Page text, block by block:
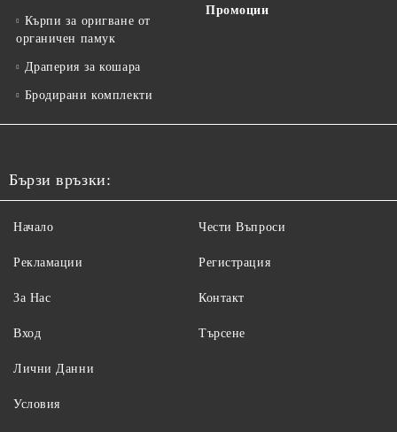
Кърпи за оригване от
органичен памук
Драперия за кошара
Бродирани комплекти
Промоции
Бързи връзки:
Начало
Рекламации
За Нас
Вход
Чести Въпроси
Регистрация
Контакт
Търсене
Лични Данни
Условия